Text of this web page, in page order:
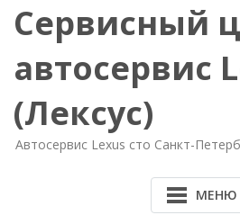
Сервисный
автосервис
(Лексус)
Автосервис Lexus сто Санкт-
МЕНЮ